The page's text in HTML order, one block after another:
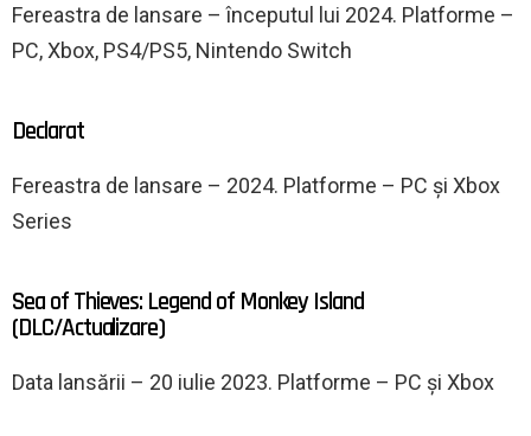
Fereastra de lansare – începutul lui 2024. Platforme –
PC, Xbox, PS4/PS5, Nintendo Switch
Declarat
Fereastra de lansare – 2024. Platforme – PC și Xbox
Series
Sea of ​​​​Thieves: Legend of Monkey Island
(DLC/Actualizare)
Data lansării – 20 iulie 2023. Platforme – PC și Xbox